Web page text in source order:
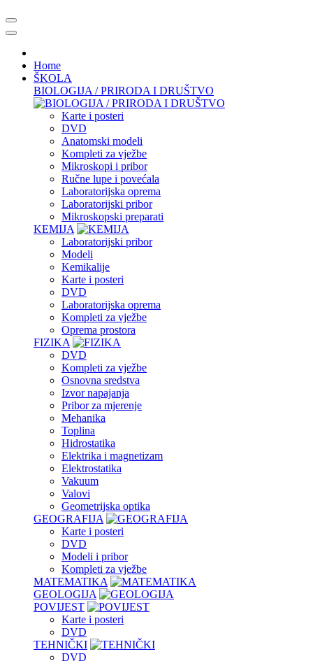
Home
ŠKOLA
BIOLOGIJA / PRIRODA I DRUŠTVO
Karte i posteri
DVD
Anatomski modeli
Kompleti za vježbe
Mikroskopi i pribor
Ručne lupe i povećala
Laboratorijska oprema
Laboratorijski pribor
Mikroskopski preparati
KEMIJA
Laboratorijski pribor
Modeli
Kemikalije
Karte i posteri
DVD
Laboratorijska oprema
Kompleti za vježbe
Oprema prostora
FIZIKA
DVD
Kompleti za vježbe
Osnovna sredstva
Izvor napajanja
Pribor za mjerenje
Mehanika
Toplina
Hidrostatika
Elektrika i magnetizam
Elektrostatika
Vakuum
Valovi
Geometrijska optika
GEOGRAFIJA
Karte i posteri
DVD
Modeli i pribor
Kompleti za vježbe
MATEMATIKA
GEOLOGIJA
POVIJEST
Karte i posteri
DVD
TEHNIČKI
DVD